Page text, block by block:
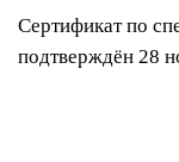
Сертификат по
подтверждён 28